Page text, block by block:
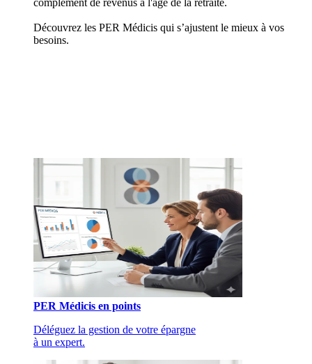
complément de revenus à l'âge de la retraite.
Découvrez les PER Médicis qui s’ajustent le mieux à vos
besoins.
PER Médicis en points
Déléguez la gestion de votre épargne
à un expert.